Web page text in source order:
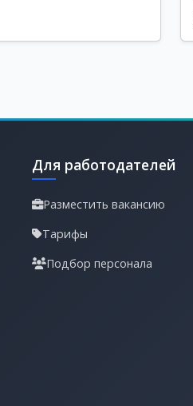
Для работодателей
Разместить вакансию
Тарифы
Подбор персонала